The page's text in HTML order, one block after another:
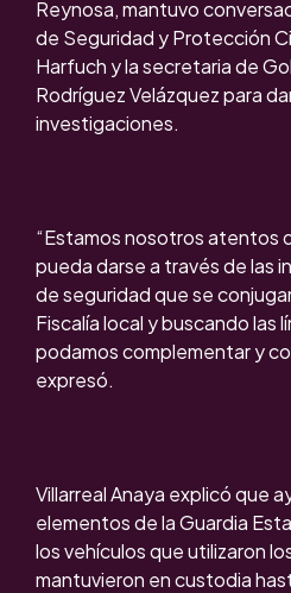
Reynosa, mantuvo
de Seguridad y Protección
Harfuch y la secretaria de
Rodríguez Velázquez para
investigaciones.
“Estamos nosotros atentos
pueda darse a través de las
de seguridad que se
Fiscalía local y buscando las
podamos complementar y
expresó.
Villarreal Anaya explicó que
elementos de la Guardia
los vehículos que utilizaron
mantuvieron en custodia